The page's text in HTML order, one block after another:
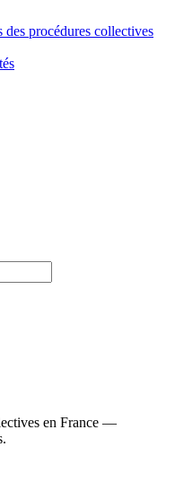
des procédures collectives
en France —